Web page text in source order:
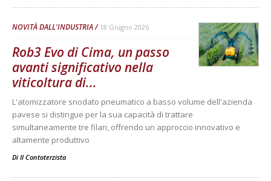
NOVITÀ DALL'INDUSTRIA 18 Giugno 2026
Rob3 Evo di Cima, un passo
avanti significativo nella
viticoltura di...
L'atomizzatore snodato pneumatico a basso volume dell'azienda
pavese si distingue per la sua capacità di trattare
simultaneamente tre filari, offrendo un approccio innovativo e
altamente produttivo
Di Il Contoterzista